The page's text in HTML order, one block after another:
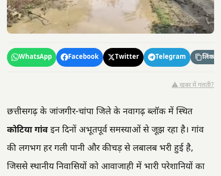
WhatsApp Facebook Twitter Telegram लिंक
⚠️ खबर में गलती?
छत्तीसगढ़ के जांजगीर-चांपा जिले के नवागढ़ ब्लॉक में स्थित
कोटिया गांवइन दिनों अभूतपूर्व समस्याओं से जूझ रहा है। गांव
की लगभग हर गली पानी और कीचड़ से लबालब भरी हुई है,
जिससे स्थानीय निवासियों को आवाजाही में भारी परेशानियों का